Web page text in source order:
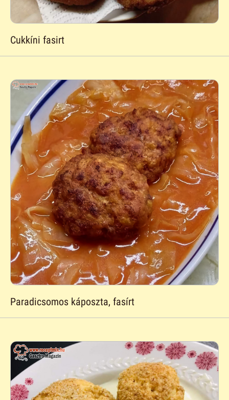
Cukkíni fasirt
Paradicsomos káposzta, fasírt